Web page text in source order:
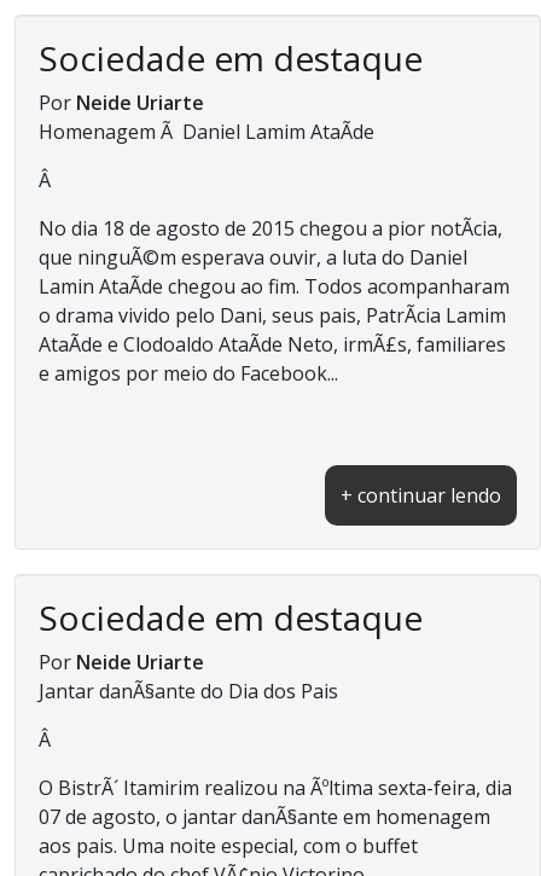
Sociedade em destaque
Por Neide Uriarte
Homenagem Ã Daniel Lamim AtaÃ­de
Â
No dia 18 de agosto de 2015 chegou a pior notÃ­cia,
que ninguÃ©m esperava ouvir, a luta do Daniel
Lamin AtaÃ­de chegou ao fim. Todos acompanharam
o drama vivido pelo Dani, seus pais, PatrÃ­cia Lamim
AtaÃ­de e Clodoaldo AtaÃ­de Neto, irmÃ£s, familiares
e amigos por meio do Facebook...
+ continuar lendo
Sociedade em destaque
Por Neide Uriarte
Jantar danÃ§ante do Dia dos Pais
Â
O BistrÃ´ Itamirim realizou na Ãºltima sexta-feira, dia
07 de agosto, o jantar danÃ§ante em homenagem
aos pais. Uma noite especial, com o buffet